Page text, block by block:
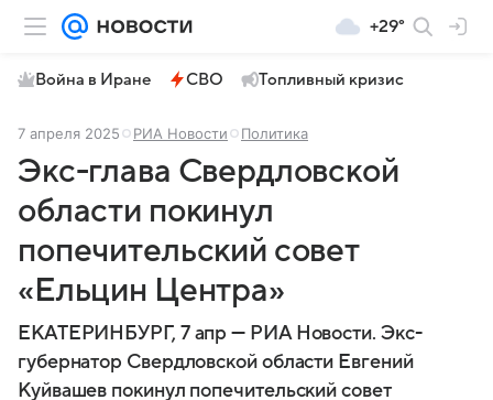
+29°
Война в Иране СВО Топливный кризис
7 апреля 2025 РИА Новости Политика
Экс-глава Свердловской
области покинул
попечительский совет
«Ельцин Центра»
ЕКАТЕРИНБУРГ, 7 апр — РИА Новости. Экс-
губернатор Свердловской области Евгений
Куйвашев покинул попечительский совет